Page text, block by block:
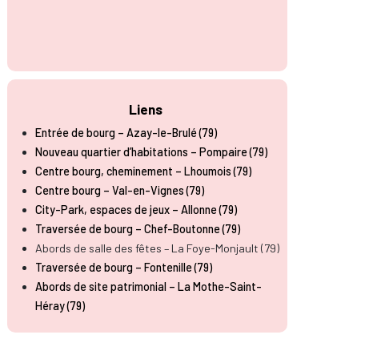
Liens
Entrée de bourg – Azay-le-Brulé (79)
Nouveau quartier d’habitations – Pompaire (79)
Centre bourg, cheminement – Lhoumois (79)
Centre bourg – Val-en-Vignes (79)
City-Park, espaces de jeux – Allonne (79)
Traversée de bourg – Chef-Boutonne (79)
Abords de salle des fêtes – La Foye-Monjault (79)
Traversée de bourg – Fontenille (79)
Abords de site patrimonial – La Mothe-Saint-
Héray (79)